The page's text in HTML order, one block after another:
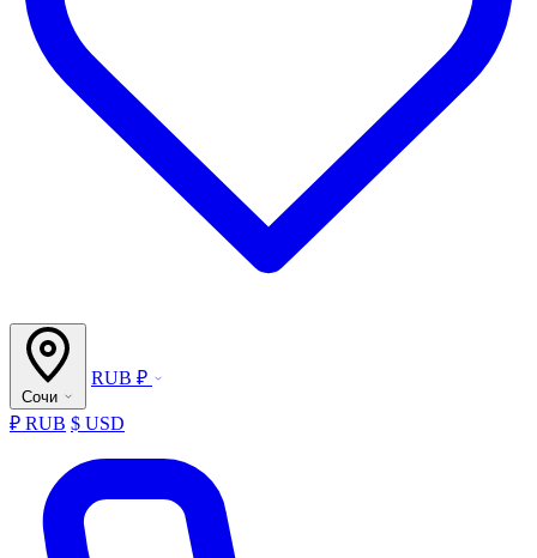
Сочи
RUB ₽
₽ RUB $ USD